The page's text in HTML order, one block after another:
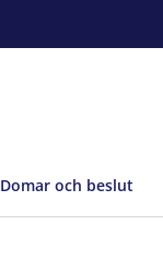
Domar och beslut